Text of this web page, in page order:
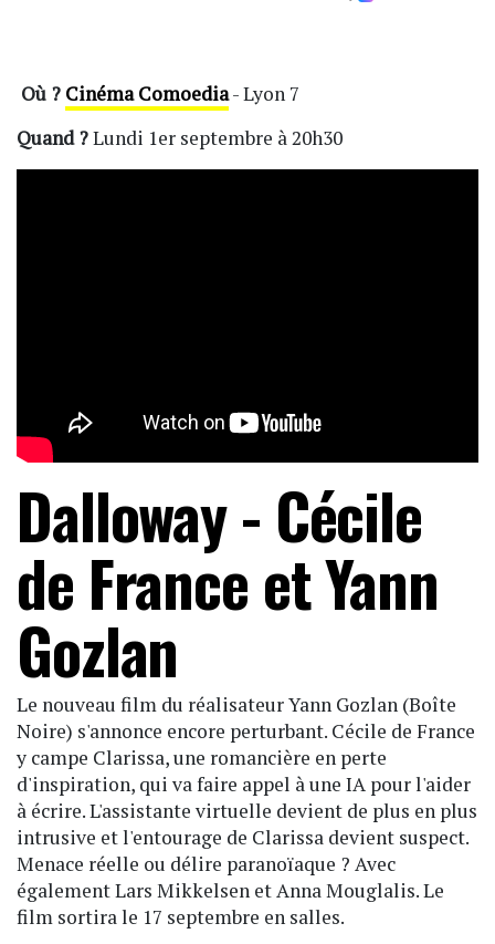
Où ? Cinéma Comoedia- Lyon 7
Quand ?Lundi 1er septembre à 20h30
Dalloway - Cécile
de France et Yann
Gozlan
Le nouveau film du réalisateur Yann Gozlan (Boîte
Noire) s'annonce encore perturbant. Cécile de France
y campe Clarissa, une romancière en perte
d'inspiration, qui va faire appel à une IA pour l'aider
à écrire. L'assistante virtuelle devient de plus en plus
intrusive et l'entourage de Clarissa devient suspect.
Menace réelle ou délire paranoïaque ? Avec
également Lars Mikkelsen et Anna Mouglalis. Le
film sortira le 17 septembre en salles.